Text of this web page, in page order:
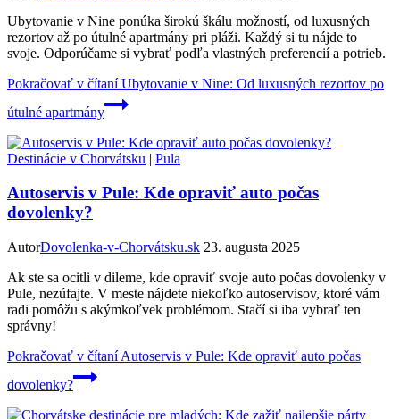
Ubytovanie v Nine ponúka širokú škálu možností, od luxusných
rezortov až po útulné apartmány pri pláži. Každý si tu nájde to
svoje. Odporúčame si vybrať podľa vlastných preferencií a potrieb.
Pokračovať v čítaníUbytovanie v Nine: Od luxusných rezortov po
útulné apartmány
Destinácie v Chorvátsku | Pula
Autoservis v Pule: Kde opraviť auto počas
dovolenky?
AutorDovolenka-v-Chorvátsku.sk 23. augusta 2025
Ak ste sa ocitli v dileme, kde opraviť svoje auto počas dovolenky v
Pule, nezúfajte. V meste nájdete niekoľko autoservisov, ktoré vám
radi pomôžu s akýmkoľvek problémom. Stačí si iba vybrať ten
správny!
Pokračovať v čítaníAutoservis v Pule: Kde opraviť auto počas
dovolenky?